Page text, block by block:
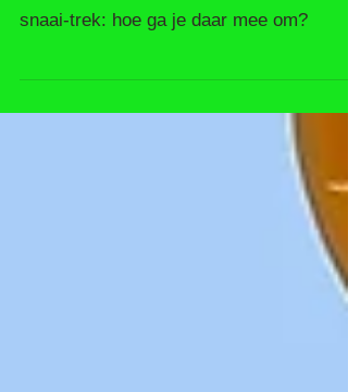
dat op?
snaai-trek: hoe ga je daar mee om?